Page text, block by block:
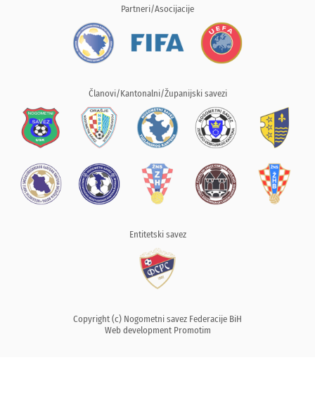
Partneri/Asocijacije
Članovi/Kantonalni/Županijski savezi
Entitetski savez
Copyright (c) Nogometni savez Federacije BiH
Web development Promotim